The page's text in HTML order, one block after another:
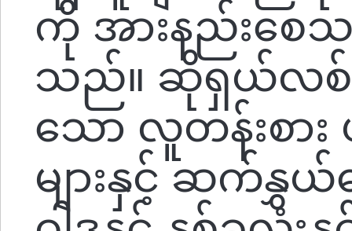
ကို အားနည်းစေ
သည်။ ဆိုရှယ်လစ်
သော လူတန်းစာ
များနှင့် ဆက်နွှ